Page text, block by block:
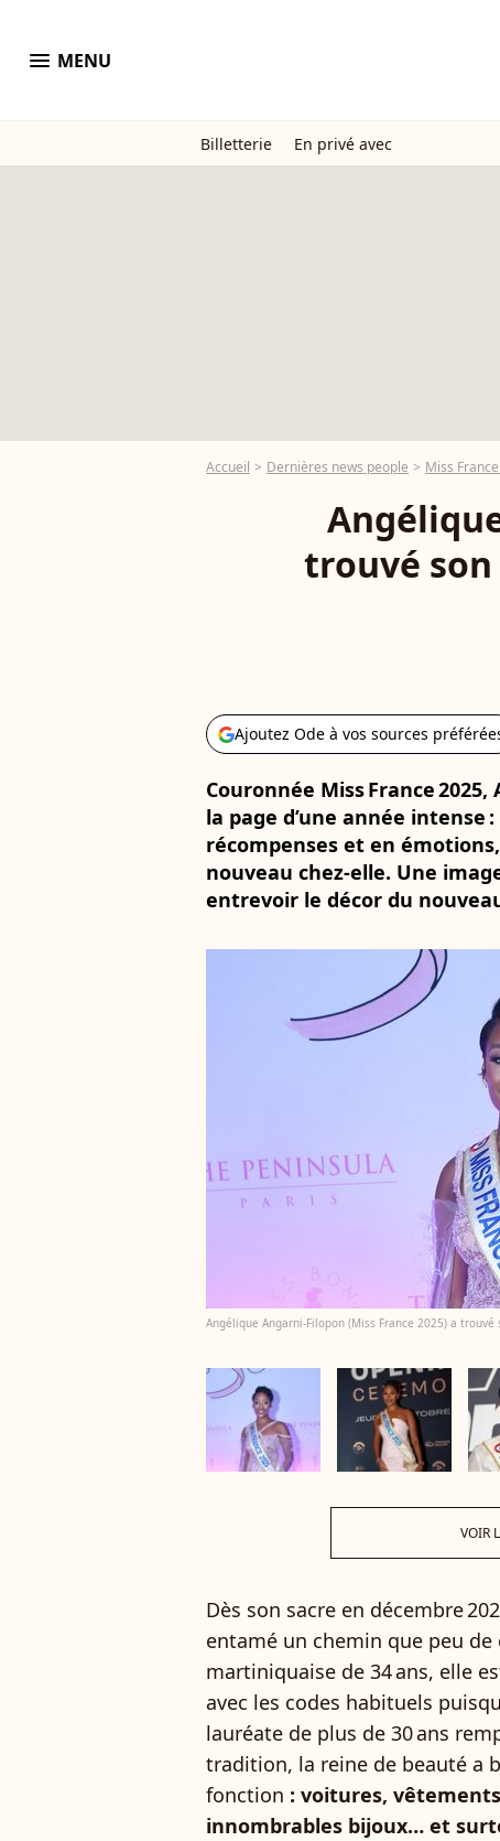
menu MENU
Billetterie En privé avec
Accueil Dernières news people Miss
trouvé
Ajoutez Ode à vos sources
Couronnée Miss France
la page d’une année intense
récompenses et en
nouveau chez‑elle. Une
entrevoir le décor du
Angélique Angarni-Filopon (Miss France 2025) a
VOIR
Dès son sacre en décembre
entamé un chemin que peu de
martiniquaise de 34 ans, elle
avec les codes habituels
lauréate de plus de 30 ans
tradition, la reine de beauté a
fonction : voitures,
innombrables bijoux… et